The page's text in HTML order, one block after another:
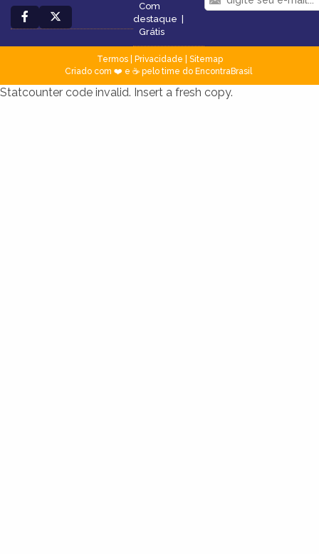
Com
destaque
Grátis
Termos| Privacidade
Sitemap
Criado com ❤️ e ☕ pelo time do EncontraBrasil
Statcounter code invalid. Insert a fresh copy.